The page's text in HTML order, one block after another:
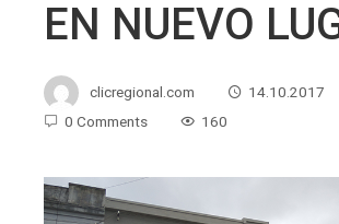
EN NUEVO
clicregional.com
14.10.2017
0 Comments
160